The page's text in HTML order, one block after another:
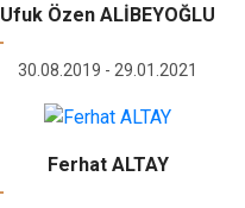
Ufuk Özen ALİBEYOĞLU
30.08.2019 - 29.01.2021
Ferhat ALTAY